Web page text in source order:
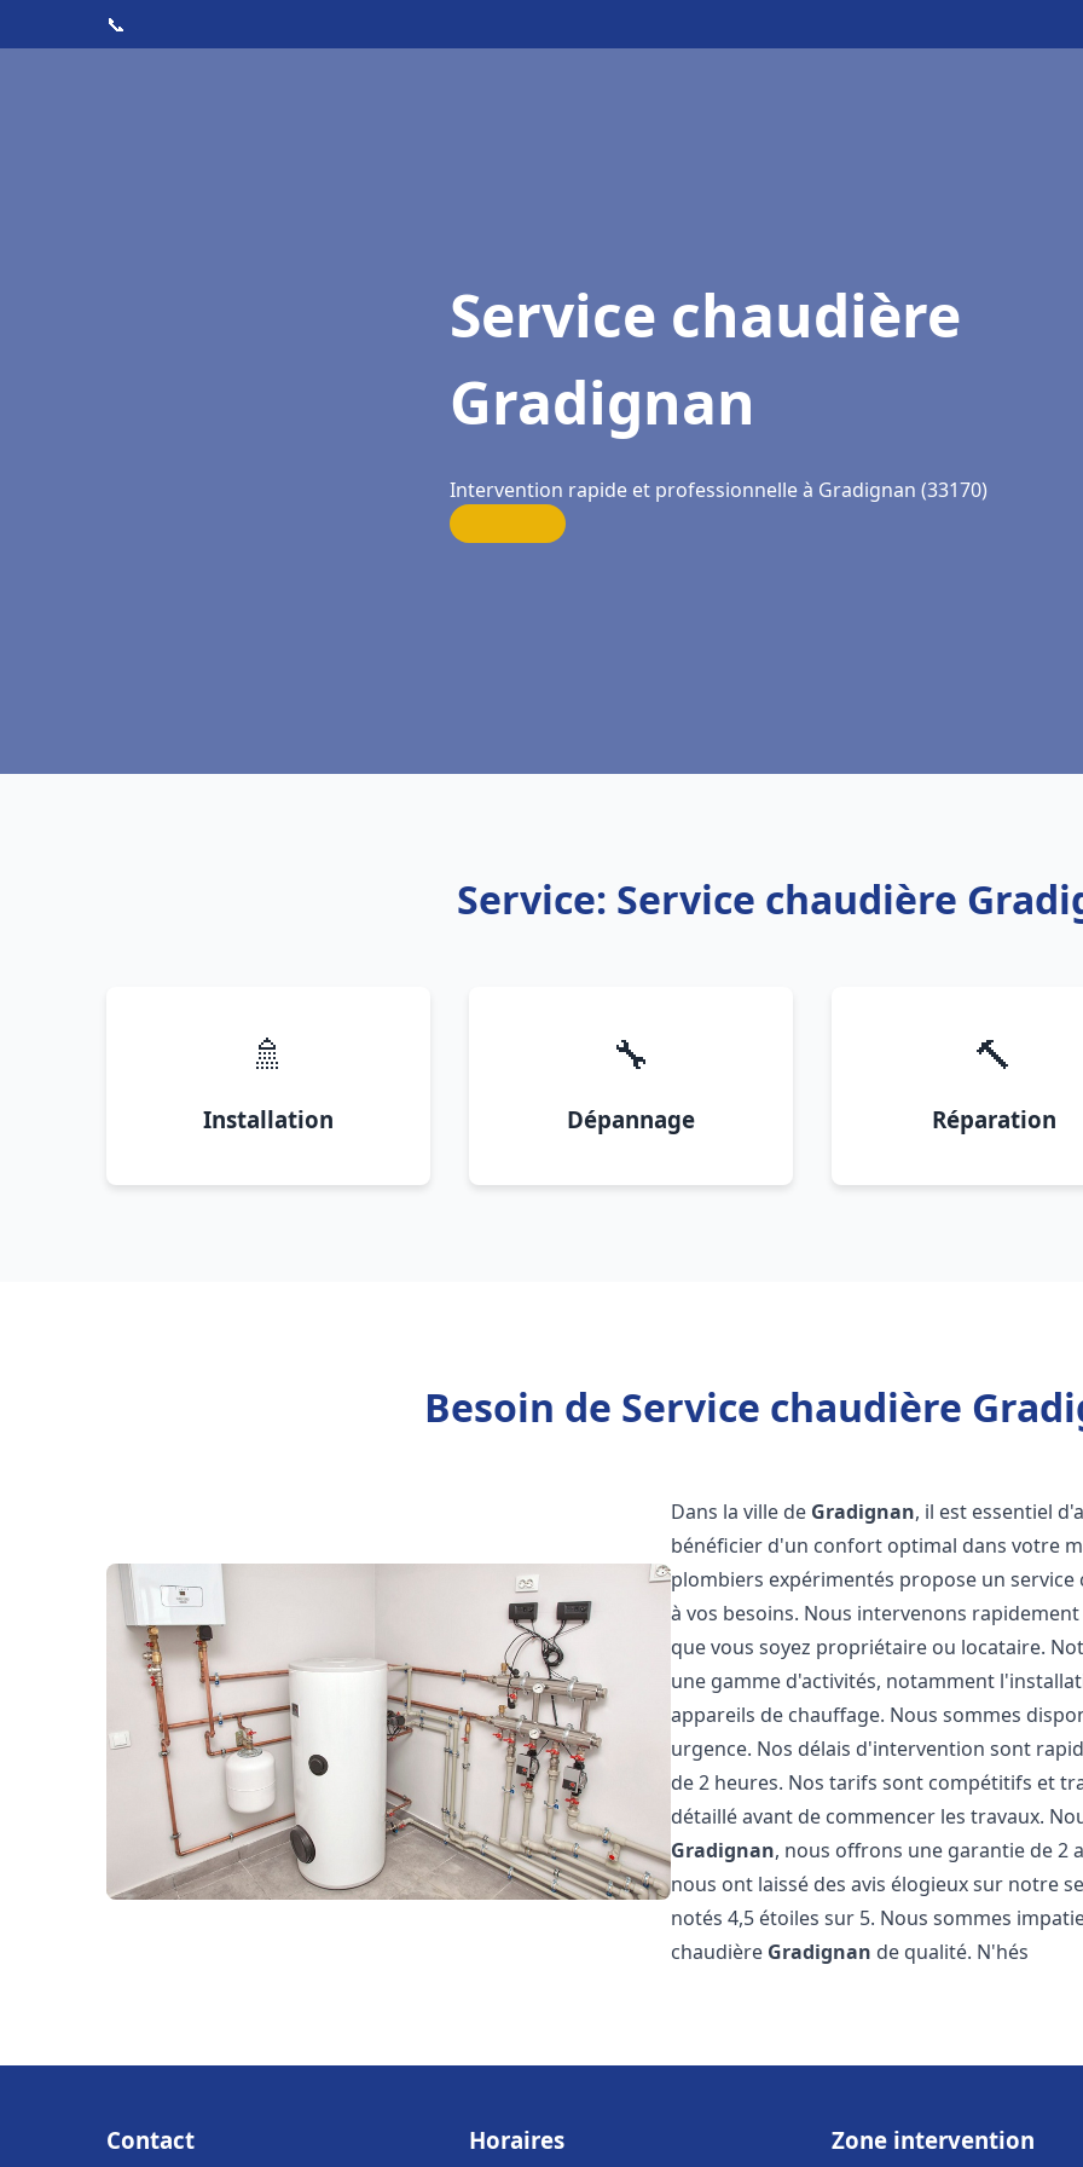
📞
Service chaudière
Gradignan
Intervention rapide et professionnelle à Gradignan (33170)
Service: Service chaudière
🚿
Installation
🔧
Dépannage
🔨
Réparation
Besoin de Service chaudière
Dans la ville de Gradignan, il est essentiel
bénéficier d'un confort optimal dans votre
plombiers expérimentés propose un service
à vos besoins. Nous intervenons
que vous soyez propriétaire ou locataire.
une gamme d'activités, notamment
appareils de chauffage. Nous sommes
urgence. Nos délais d'intervention sont
de 2 heures. Nos tarifs sont compétitifs et
détaillé avant de commencer les travaux.
Gradignan, nous offrons une garantie de 2
nous ont laissé des avis élogieux sur notre
notés 4,5 étoiles sur 5. Nous sommes
chaudière Gradignan de qualité. N'hés
Contact Horaires Zone intervention